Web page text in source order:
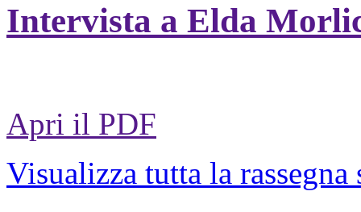
Intervista a Elda
Apri il PDF
Visualizza tutta la rassegna